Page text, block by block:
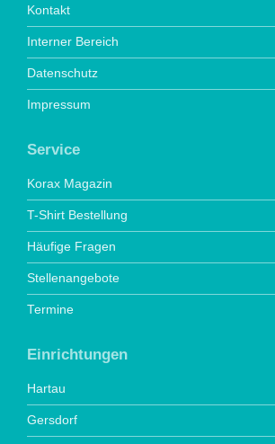
Kontakt
Interner Bereich
Datenschutz
Impressum
Service
Korax Magazin
T-Shirt Bestellung
Häufige Fragen
Stellenangebote
Termine
Einrichtungen
Hartau
Gersdorf